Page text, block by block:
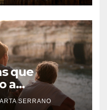
N
T
A
R
I
O
N
O
H
A
Y
que
a
SERRANO